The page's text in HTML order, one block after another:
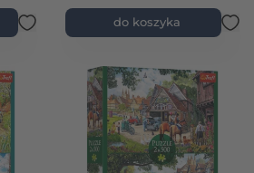
do koszyka